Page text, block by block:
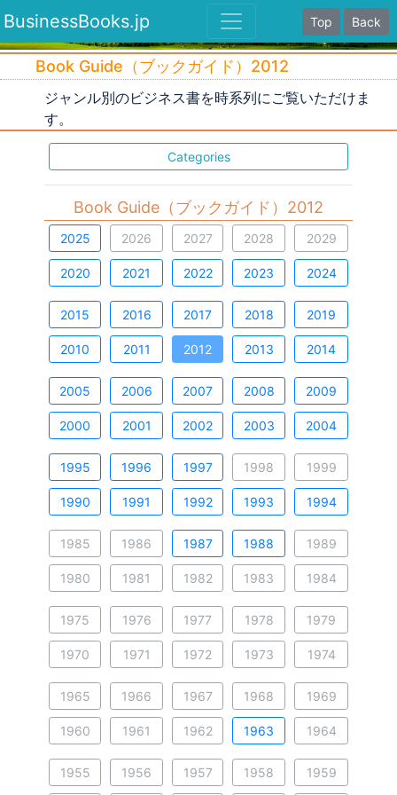
BusinessBooks.jp Top Back
Book Guide（ブックガイド）2012
ジャンル別のビジネス書を時系列にご覧いただけま
す。
Categories
Book Guide（ブックガイド）2012
2025 2026 2027 2028 2029
2020 2021 2022 2023 2024
2015 2016 2017 2018 2019
2010 2011 2012 2013 2014
2005 2006 2007 2008 2009
2000 2001 2002 2003 2004
1995 1996 1997 1998 1999
1990 1991 1992 1993 1994
1985 1986 1987 1988 1989
1980 1981 1982 1983 1984
1975 1976 1977 1978 1979
1970 1971 1972 1973 1974
1965 1966 1967 1968 1969
1960 1961 1962 1963 1964
1955 1956 1957 1958 1959